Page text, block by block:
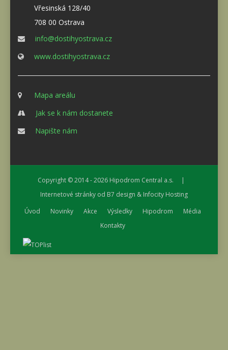
Vřesinská 128/40
708 00 Ostrava
info@dostihyostrava.cz
www.dostihyostrava.cz
Mapa areálu
Jak se k nám dostanete
Napište nám
Copyright © 2014 - 2026 Hipodrom Central a.s. |
Internetové stránky od B7 design & Infocity Hosting
Úvod
Novinky Akce Výsledky Hipodrom
Média
Kontakty